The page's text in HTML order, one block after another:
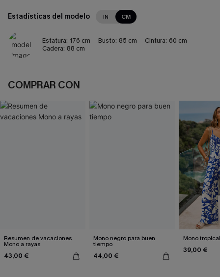
Estadísticas del modelo IN CM
Estatura: 176 cm Busto: 85 cm Cintura: 60 cm
Cadera: 88 cm
COMPRAR CON
Resumen de vacaciones
Mono a rayas
43,00 €
Mono negro para buen
tiempo
44,00 €
Mono
39,00 €